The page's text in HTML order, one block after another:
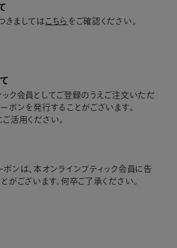
きましては こちら をご確認ください。
ック会員としてご登録のうえご注文いただ
ポンを発行することがございます。
活用ください。
ポンは、本オンラインブティック会員に告
がございます。何卒ご了承ください。